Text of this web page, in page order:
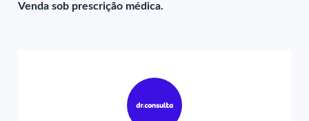
Venda sob prescrição médica.